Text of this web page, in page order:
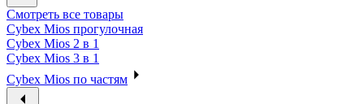
Смотреть все товары
Cybex Mios прогулочная
Cybex Mios 2 в 1
Cybex Mios 3 в 1
Cybex Mios по частям